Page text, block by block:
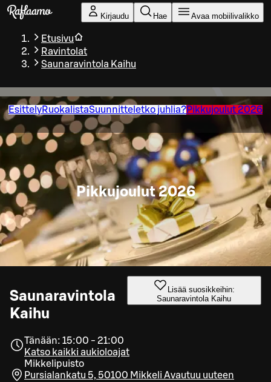
Siirry pääsisältöön
Kirjaudu Hae Avaa mobiilivalikko
Etusivu
Ravintolat
Saunaravintola Kaihu
EsittelyRuokalistaSuunnitteletko juhlia?Pikkujoulut 2026
Pikkujoulut 2026
Saunaravintola
Kaihu
Lisää suosikkeihin:
Saunaravintola Kaihu
Tänään: 15:00 - 21:00
Katso kaikki aukioloajat
Mikkelipuisto
Pursialankatu 5, 50100 Mikkeli Avautuu uuteen